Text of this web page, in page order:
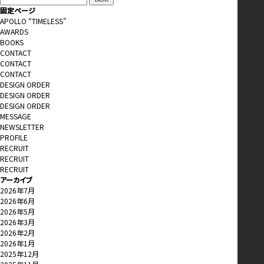
索:
固定ページ
APOLLO “TIMELESS”
AWARDS
BOOKS
CONTACT
CONTACT
CONTACT
DESIGN ORDER
DESIGN ORDER
DESIGN ORDER
MESSAGE
NEWSLETTER
PROFILE
RECRUIT
RECRUIT
RECRUIT
アーカイブ
2026年7月
2026年6月
2026年5月
2026年3月
2026年2月
2026年1月
2025年12月